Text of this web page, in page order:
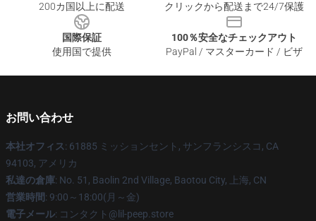
200カ国以上に配送
クリックから配送まで24/7保護
国際保証
使用国で提供
100％安全なチェックアウト
PayPal / マスターカード / ビザ
お問い合わせ
本社オフィス: 61885 ミッションセント, サンフランシスコ, CA
94103, アメリカ
私達の倉庫: No. 51, Baolin 2nd Village, Baotou City, 上海, CN
営業時間: 9:00～18:00(月～金)
電子メール: コンタクト@lil-peep.store